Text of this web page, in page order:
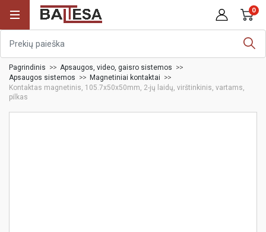
0
Pagrindinis
Apsaugos, video, gaisro sistemos
Apsaugos sistemos
Magnetiniai kontaktai
Kontaktas magnetinis, 105.7x50x50mm, 2-jų laidų, virštinkinis, vartams,
pilkas